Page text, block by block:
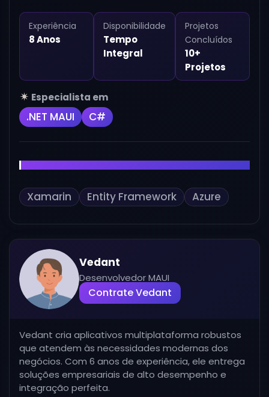
Experiência
8 Anos
Disponibilidade
Tempo
Integral
Projetos
Concluídos
10+
Projetos
Especialista em
.NET MAUI C#
Xamarin Entity Framework Azure
Vedant
Desenvolvedor MAUI
Contrate Vedant
Vedant cria aplicativos multiplataforma robustos
que atendem às necessidades modernas dos
negócios. Com 6 anos de experiência, ele entrega
soluções empresariais de alto desempenho e
integração perfeita.